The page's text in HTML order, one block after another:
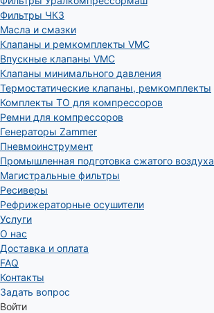
Фильтры ЧКЗ
Масла и смазки
Клапаны и ремкомплекты VMC
Впускные клапаны VMC
Клапаны минимального давления
Термостатические клапаны, ремкомплекты
Комплекты ТО для компрессоров
Ремни для компрессоров
Генераторы Zammer
Пневмоинструмент
Промышленная подготовка сжатого воздуха
Магистральные фильтры
Ресиверы
Рефрижераторные осушители
Услуги
О нас
Доставка и оплата
FAQ
Контакты
Задать вопрос
Войти